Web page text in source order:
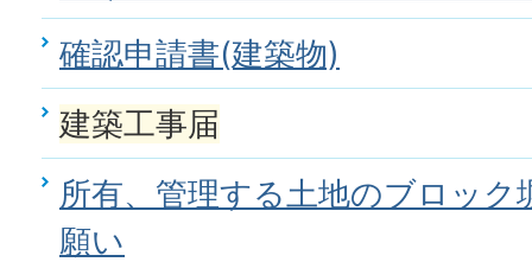
確認申請書(建築物)
建築工事届
所有、管理する土地のブロッ
願い